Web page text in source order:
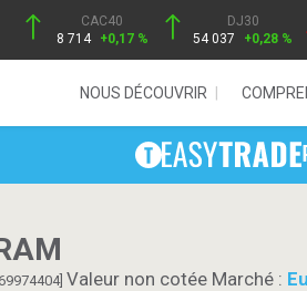
CAC40
8 714 +0,17 %
DJ30
54 037
+0,28 %
NOUS DÉCOUVRIR
Valeur non cotée Marché :